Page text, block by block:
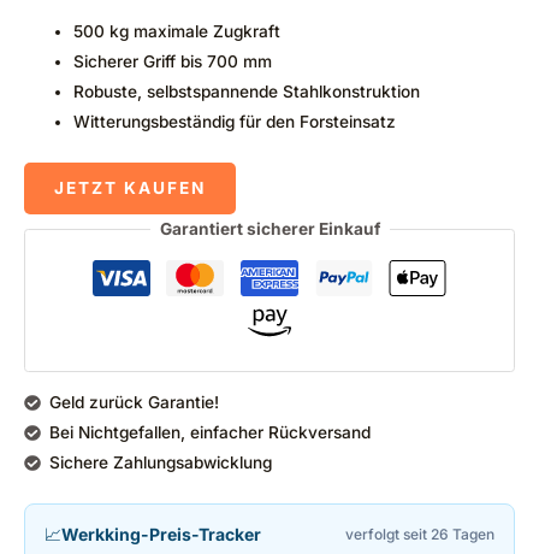
500 kg maximale Zugkraft
Sicherer Griff bis 700 mm
Robuste, selbstspannende Stahlkonstruktion
Witterungsbeständig für den Forsteinsatz
JETZT KAUFEN
Garantiert sicherer Einkauf
Geld zurück Garantie!
Bei Nichtgefallen, einfacher Rückversand
Sichere Zahlungsabwicklung
📈Werkking-Preis-Tracker verfolgt seit 26 Tagen